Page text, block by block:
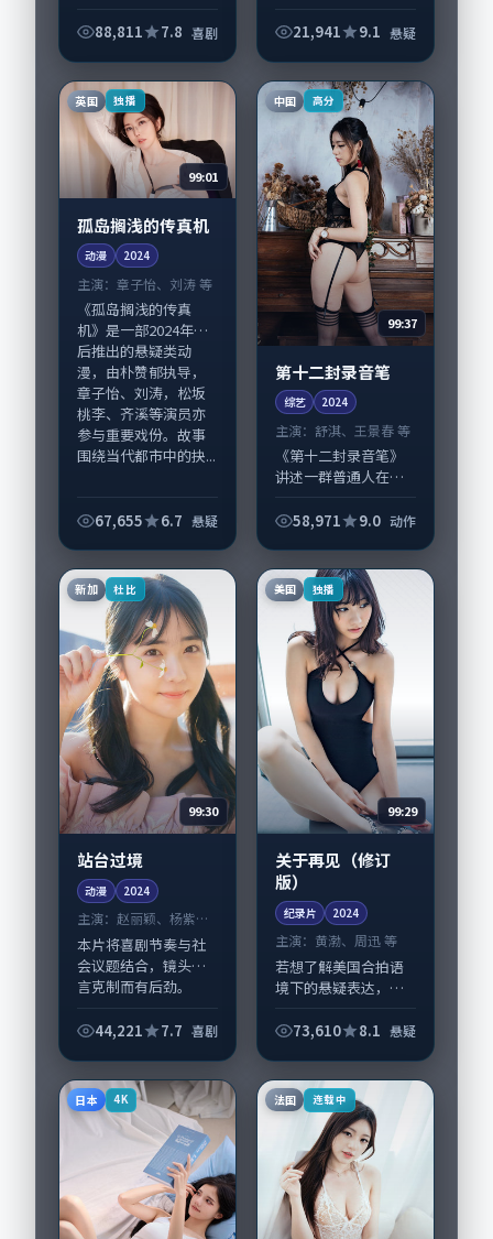
88,811 7.8 喜剧
信片》值得关注：剧
迅、宋康昊与配角群
戏并重。影片2024
21,941 9.1 悬疑
英国 独播
99:01
孤岛搁浅的传真机
动漫 2024
主演： 章子怡、刘涛 等
《孤岛搁浅的传真
机》是一部2024年前
后推出的悬疑类动
漫，由朴赞郁执导，
章子怡、刘涛，松坂
桃李、齐溪等演员亦
参与重要戏份。故事
围绕当代都市中的抉...
67,655 6.7 悬疑
中国 高分
99:37
第十二封录音笔
综艺 2024
主演：舒淇、王景春 等
《第十二封录音笔》
讲述一群普通人在偶
生轨迹的故事，动作
曾国祥擅长留白叙
事，舒淇、王景春的
58,971 9.0 动作
新加 杜比
99:30
站台过境
动漫 2024
主演： 赵丽颖、杨紫琼
等
本片将喜剧节奏与社
会议题结合，镜头语
言克制而有后劲。
秀掌舵，赵丽颖、杨
坡城市质感，适合偏
好...
44,221 7.7 喜剧
美国 独播
99:29
关于再见（修订
版）
纪录片 2024
主演： 黄渤、周迅 等
若想了解美国合拍语
境下的悬疑表达，
版）》值得关注：剧
渤、周迅与配角群戏
并重。影片2024年面
73,610 8.1 悬疑
日本 4K 法国 连载中